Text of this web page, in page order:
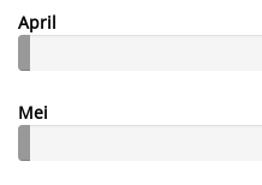
April
Mei